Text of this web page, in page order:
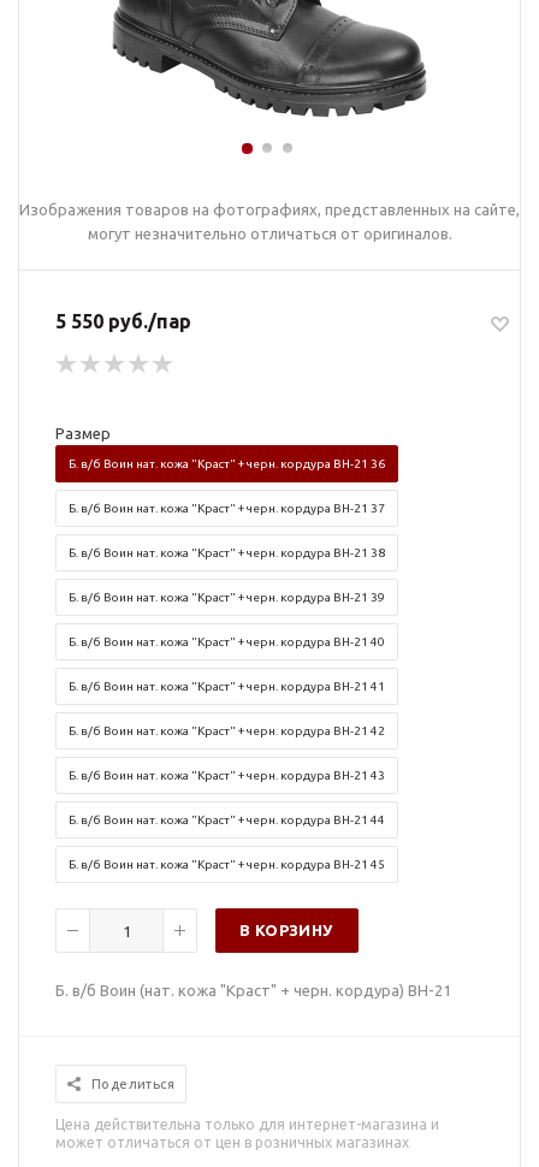
Изображения товаров на фотографиях, представленных на сайте,
могут незначительно отличаться от оригиналов.
5 550 руб./пар
Размер
Б. в/б Воин нат. кожа "Краст" + черн. кордура ВН-21 36
Б. в/б Воин нат. кожа "Краст" + черн. кордура ВН-21 37
Б. в/б Воин нат. кожа "Краст" + черн. кордура ВН-21 38
Б. в/б Воин нат. кожа "Краст" + черн. кордура ВН-21 39
Б. в/б Воин нат. кожа "Краст" + черн. кордура ВН-21 40
Б. в/б Воин нат. кожа "Краст" + черн. кордура ВН-21 41
Б. в/б Воин нат. кожа "Краст" + черн. кордура ВН-21 42
Б. в/б Воин нат. кожа "Краст" + черн. кордура ВН-21 43
Б. в/б Воин нат. кожа "Краст" + черн. кордура ВН-21 44
Б. в/б Воин нат. кожа "Краст" + черн. кордура ВН-21 45
В КОРЗИНУ
Б. в/б Воин (нат. кожа "Краст" + черн. кордура) ВН-21
Поделиться
Цена действительна только для интернет-магазина и
может отличаться от цен в розничных магазинах